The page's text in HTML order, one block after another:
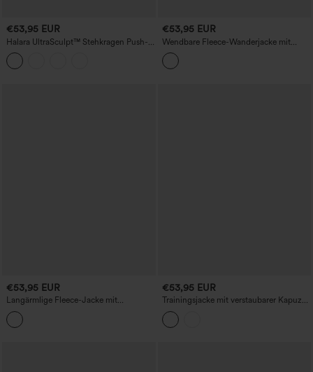
€53,95 EUR
Halara UltraSculpt™ Stehkragen Push-
Up Langarm Yoga Jacke mit
Daumenloch und Taschen
€53,95 EUR
Wendbare Fleece-Wanderjacke mit
hohem Kragen, langen Ärmeln,
Reißverschluss und Taschen (zwei
Looks in einem)
€53,95 EUR
Langärmlige Fleece-Jacke mit
Reißverschluss und Taschen
€53,95 EUR
Trainingsjacke mit verstaubarer Kapuze
und Kordelzug, Kontrast-Mesh,
Rüschen-Saum und Tasche